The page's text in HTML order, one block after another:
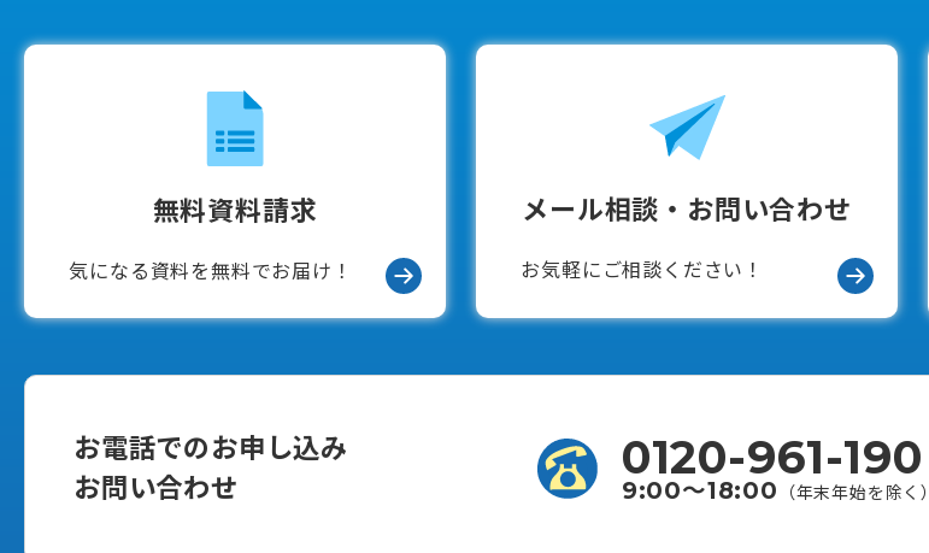
無料資料請求
気になる資料を無料でお届け！
メール相談・お問い合わせ
お気軽にご相談ください！
お電話でのお申し込み
お問い合わせ
0120-961-190
9:00〜18:00 （年末年始を除く）